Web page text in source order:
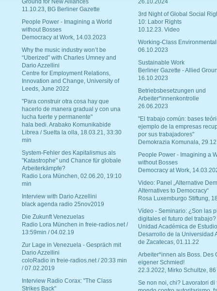
Ground for New Alliances
11.10.23, BG Berliner Gazette
People Power - Imagining a World
without Bosses
Democracy at Work, 14.03.2023
Why the music industry won’t be
“Uberized” with Charles Umney and
Dario Azzellini
Centre for Employment Relations,
Innovation and Change, University of
Leeds, June 2022
"Para construir otra cosa hay que
hacerlo de manera gradual y con una
lucha fuerte y permanente"
hala bedi. Arabako Komunikabide
Librea / Suelta la olla, 18.03.21, 33:30
min
System-Fehler des Kapitalismus als
"Katastrophe" und Chance für globale
Arbeiterkämpfe?
Radio Lora München, 02.06.20, 19:10
min
Interview with Dario Azzellini
black agenda radio 25nov2019
Die Zukunft Venezuelas
Radio Lora München in freie-radios.net /
13:59min / 04.02.19
Zur Lage in Venezuela - Gespräch mit
Dario Azzellini
coloRadio in freie-radios.net / 20:33 min
/ 07.02.2019
Interview Radio Corax: "The Class
Strikes Back"
26.10.2024
3rd Night of Global Social
10: Labor Rights
10.12.23. Video
Working-Class
06.10.2023
Sustainable Work
Berliner Gazette - Allied
16.10.2023
Betriebsbesetzungen und
Arbeiter*innenkontrolle
26.06.2023
"El trabajo común: bases
ejemplo de la empresas
por sus trabajadores"
Demokrazia Komunala,
People Power - Imagining a
without Bosses
Democracy at Work,
Video: Panel „Alternative
Alternatives to Democracy“
Rosa Luxemburgo Stiftung,
Vídeo - Seminario: ¿Son las
digitales el futuro del trabajo?
Unidad Académica de
Desarrollo de la Universidad
de Zacatecas, 01.11.22
Arbeiter*innen als Boss. Des
eigener Schmied!
22.3.2022, Mirko Schultze, 86
Se non noi, chi? Lavoratori di